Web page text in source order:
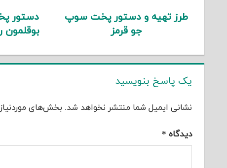
طرز تهیه و دستور پخت سوپ
جو قرمز
دستور
یک پاسخ بنویسید
نشانی ایمیل شما منتشر نخواهد شد. بخش‌های
دیدگاه *